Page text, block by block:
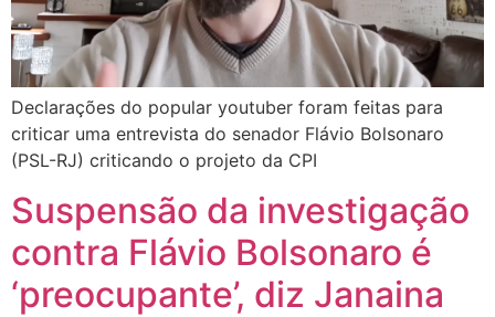
Declarações do popular youtuber foram feitas para
criticar uma entrevista do senador Flávio Bolsonaro
(PSL-RJ) criticando o projeto da CPI
Suspensão da investigação
contra Flávio Bolsonaro é
‘preocupante’, diz Janaina